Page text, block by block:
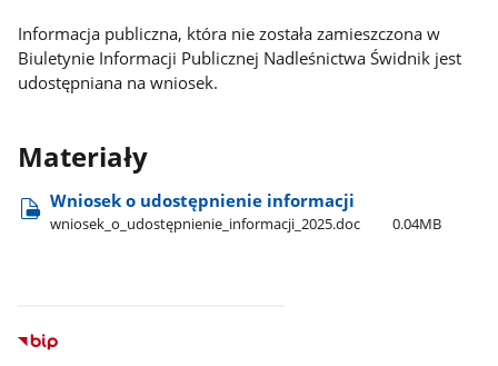
Informacja publiczna, która nie została zamieszczona w
Biuletynie Informacji Publicznej Nadleśnictwa Świdnik jest
udostępniana na wniosek.
Materiały
Wniosek o udostępnienie informacji
wniosek​_o​_udostępnienie​_informacji​_2025.doc 0.04MB